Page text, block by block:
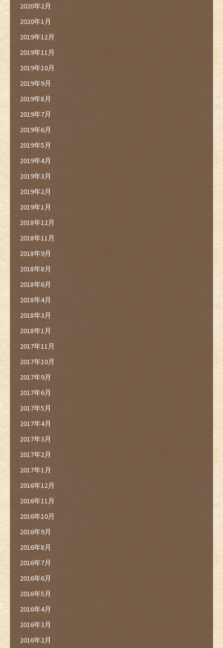
2020年2月
2020年1月
2019年12月
2019年11月
2019年10月
2019年9月
2019年8月
2019年7月
2019年6月
2019年5月
2019年4月
2019年3月
2019年2月
2019年1月
2018年12月
2018年11月
2018年9月
2018年8月
2018年6月
2018年4月
2018年3月
2018年1月
2017年11月
2017年10月
2017年9月
2017年6月
2017年5月
2017年4月
2017年3月
2017年2月
2017年1月
2016年12月
2016年11月
2016年10月
2016年9月
2016年8月
2016年7月
2016年6月
2016年5月
2016年4月
2016年3月
2016年2月